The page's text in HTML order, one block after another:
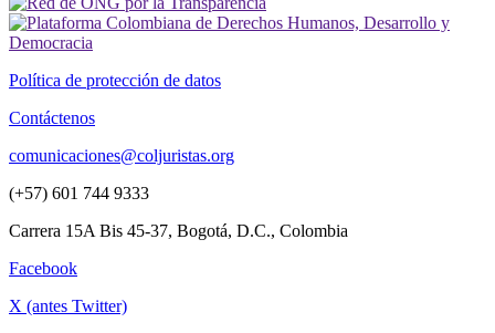
Política de protección de datos
Contáctenos
comunicaciones@coljuristas.org
(+57) 601 744 9333
Carrera 15A Bis 45-37, Bogotá, D.C., Colombia
Facebook
X (antes Twitter)